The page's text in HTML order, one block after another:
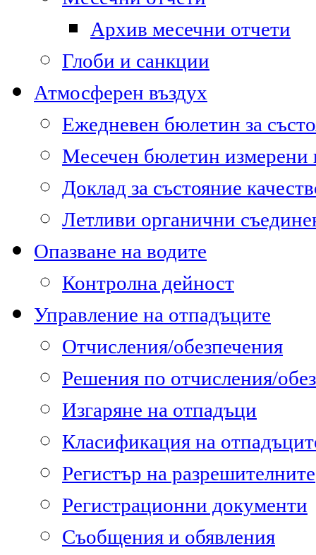
Архив месечни отчети
Глоби и санкции
Атмосферен въздух
Ежедневен бюлетин за
Месечен бюлетин
Доклад за състояние
Летливи органични
Опазване на водите
Контролна дейност
Управление на отпадъците
Отчисления/обезпечения
Решения по отчисления/
Изгаряне на отпадъци
Класификация на
Регистър на разрешителните
Регистрационни документи
Съобщения и обявления